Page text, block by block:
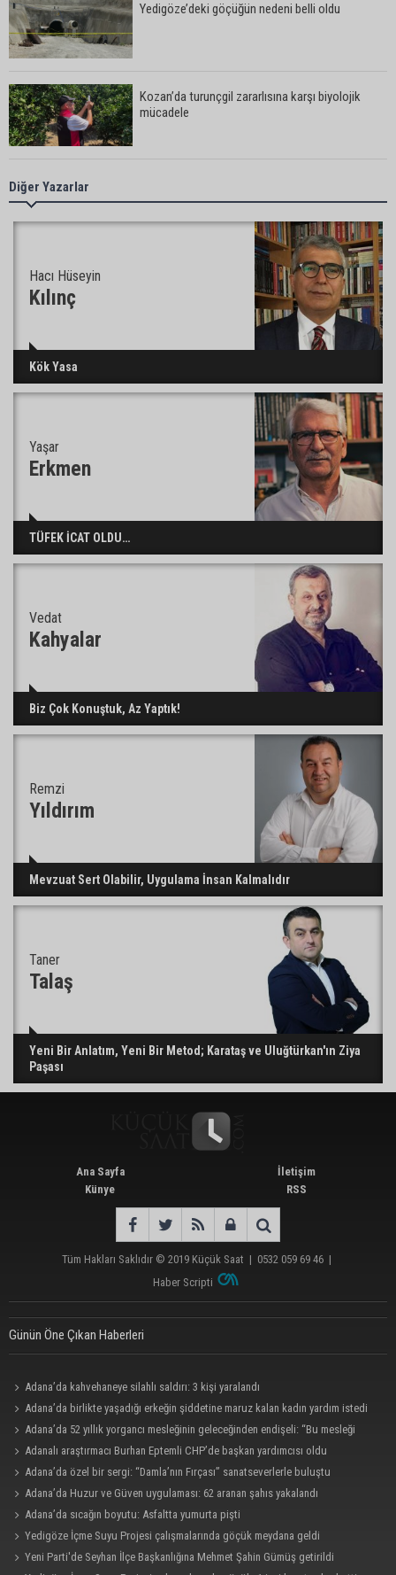
Yedigöze’deki göçüğün nedeni belli oldu
Kozan’da turunçgil zararlısına karşı biyolojik
mücadele
göçük: 1 işçi hayatını kaybetti
Yedigöze İçme Suyu Projesi çalışmalarında
Adana’da sıcağın boyutu: Asfaltta yumurta pişti
Şahin Gümüş getirildi
Adanalı araştırmacı Burhan Eptemli CHP’de
Diğer Yazarlar
Hacı Hüseyin
Kılınç
Kök Yasa
Yaşar
Erkmen
TÜFEK İCAT OLDU…
Vedat
Kahyalar
Biz Çok Konuştuk, Az Yaptık!
Remzi
Yıldırım
Mevzuat Sert Olabilir, Uygulama İnsan Kalmalıdır
Taner
Talaş
Yeni Bir Anlatım, Yeni Bir Metod; Karataş ve Uluğtürkan'ın Ziya
Paşası
Ana Sayfa
Künye
İletişim
RSS
Tüm Hakları Saklıdır © 2019 Küçük Saat | 0532 059 69 46 |
Haber Scripti
Günün Öne Çıkan Haberleri
Adana’da kahvehaneye silahlı saldırı: 3 kişi yaralandı
Adana’da birlikte yaşadığı erkeğin şiddetine maruz kalan kadın yardım istedi
Adana’da 52 yıllık yorgancı mesleğinin geleceğinden endişeli: “Bu mesleği
çocuğuma bile öğretemedim”
Adanalı araştırmacı Burhan Eptemli CHP’de başkan yardımcısı oldu
Adana’da özel bir sergi: “Damla’nın Fırçası” sanatseverlerle buluştu
Adana’da Huzur ve Güven uygulaması: 62 aranan şahıs yakalandı
Adana’da sıcağın boyutu: Asfaltta yumurta pişti
Yedigöze İçme Suyu Projesi çalışmalarında göçük meydana geldi
Yeni Parti'de Seyhan İlçe Başkanlığına Mehmet Şahin Gümüş getirildi